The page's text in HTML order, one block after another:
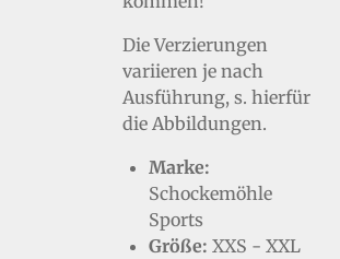
Die Verzierungen
variieren je nach
Ausführung, s. hierfür
die Abbildungen.
Marke:
Schockemöhle
Sports
Größe: XXS - XXL